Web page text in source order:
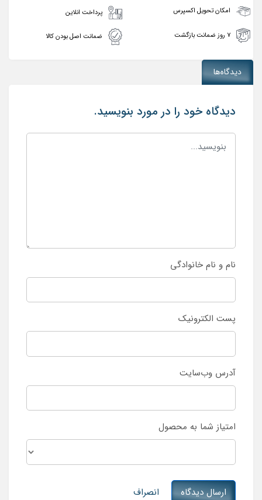
امکان تحویل اکسپرس پرداخت انلاین
۷ روز ضمانت بازگشت ضمانت اصل بودن کالا
دیدگاه‌ها
دیدگاه خود را در مورد بنویسید.
نام و نام خانوادگی
پست الکترونیک
آدرس وب‌سایت
امتیاز شما به محصول
ارسال دیدگاه انصراف